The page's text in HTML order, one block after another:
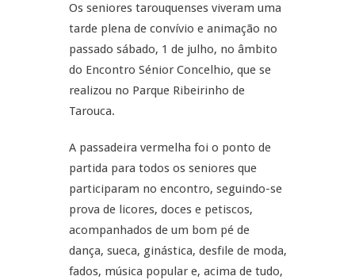
11º Encontro Gastronómico
Amador de Abrunhosa-a-Velha
Now Opinião – Manuela
Antunes: Problemas nos
Exames Nacionais
Os seniores tarouquenses viveram uma
tarde plena de convívio e animação no
passado sábado, 1 de julho, no âmbito
do Encontro Sénior Concelhio, que se
realizou no Parque Ribeirinho de
Tarouca.
A passadeira vermelha foi o ponto de
partida para todos os seniores que
participaram no encontro, seguindo-se
prova de licores, doces e petiscos,
acompanhados de um bom pé de
dança, sueca, ginástica, desfile de moda,
fados, música popular e, acima de tudo,